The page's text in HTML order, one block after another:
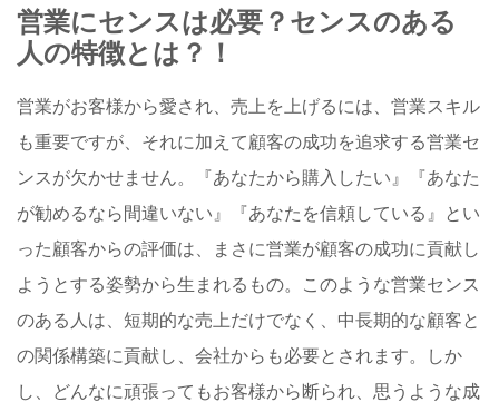
営業にセンスは必要？センスのある
人の特徴とは？！
営業がお客様から愛され、売上を上げるには、営業スキル
も重要ですが、それに加えて顧客の成功を追求する営業セ
ンスが欠かせません。『あなたから購入したい』『あなた
が勧めるなら間違いない』『あなたを信頼している』とい
った顧客からの評価は、まさに営業が顧客の成功に貢献し
ようとする姿勢から生まれるもの。このような営業センス
のある人は、短期的な売上だけでなく、中長期的な顧客と
の関係構築に貢献し、会社からも必要とされます。しか
し、どんなに頑張ってもお客様から断られ、思うような成